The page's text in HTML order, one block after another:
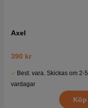
Axel
390 kr
Best. vara. Skickas om 2-5
vardagar
Köp